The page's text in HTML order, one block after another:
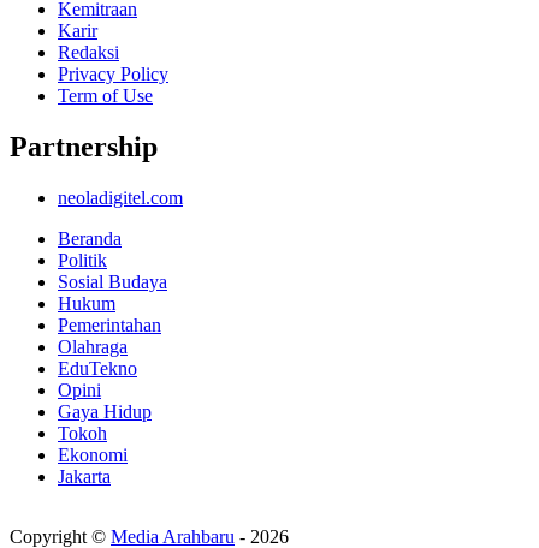
Kemitraan
Karir
Redaksi
Privacy Policy
Term of Use
Partnership
neoladigitel.com
Beranda
Politik
Sosial Budaya
Hukum
Pemerintahan
Olahraga
EduTekno
Opini
Gaya Hidup
Tokoh
Ekonomi
Jakarta
Copyright © Media Arahbaru - 2026